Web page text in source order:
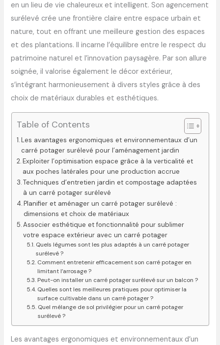
en un lieu de vie chaleureux et intelligent. Son agencement
surélevé crée une frontière claire entre espace urbain et
nature, tout en offrant une meilleure gestion des espaces
et des plantations. Il incarne l’équilibre entre le respect du
patrimoine naturel et l’innovation paysagère. Par son allure
soignée, il valorise également le décor extérieur,
s’intégrant harmonieusement à divers styles grâce à des
choix de matériaux durables et esthétiques.
Table of Contents
Les avantages ergonomiques et environnementaux d’un
carré potager surélevé pour l’aménagement jardin
Exploiter l’optimisation espace grâce à la verticalité et
aux poches latérales pour une production accrue
Techniques d’entretien jardin et compostage adaptées
à un carré potager surélevé
Planifier et aménager un carré potager surélevé :
dimensions et choix de matériaux
Associer esthétique et fonctionnalité pour sublimer
votre espace extérieur avec un carré potager
Quels légumes sont les plus adaptés à un carré potager
surélevé ?
Comment entretenir efficacement son carré potager en
limitant l’arrosage ?
Peut-on installer un carré potager surélevé sur un balcon ?
Quelles sont les meilleures pratiques pour optimiser la
surface cultivable dans un carré potager ?
Quel mélange de sol privilégier pour un carré potager
surélevé ?
Les avantages ergonomiques et environnementaux d’un